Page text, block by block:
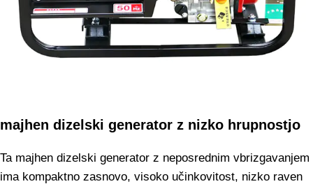
majhen dizelski generator z nizko hrupnostjo
Ta majhen dizelski generator z neposrednim vbrizgavanjem
ima kompaktno zasnovo, visoko učinkovitost, nizko raven